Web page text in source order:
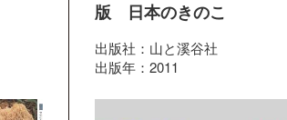
版 日本のきのこ
出版社：山と溪谷社
出版年：2011